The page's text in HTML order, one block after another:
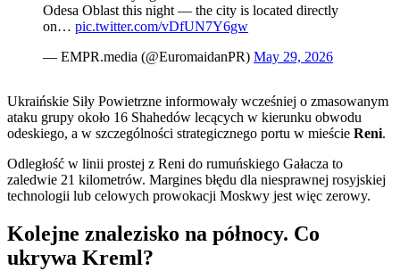
Odesa Oblast this night — the city is located directly
on… pic.twitter.com/vDfUN7Y6gw
— EMPR.media (@EuromaidanPR) May 29, 2026
Ukraińskie Siły Powietrzne informowały wcześniej o zmasowanym
ataku grupy około 16 Shahedów lecących w kierunku obwodu
odeskiego, a w szczególności strategicznego portu w mieście Reni.
Odległość w linii prostej z Reni do rumuńskiego Gałacza to
zaledwie 21 kilometrów. Margines błędu dla niesprawnej rosyjskiej
technologii lub celowych prowokacji Moskwy jest więc zerowy.
Kolejne znalezisko na północy. Co
ukrywa Kreml?